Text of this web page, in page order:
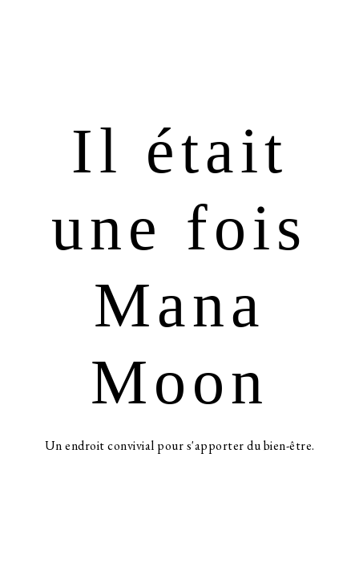
Il était
une fois
Mana
Moon
Un endroit convivial pour s'apporter du bien-être.